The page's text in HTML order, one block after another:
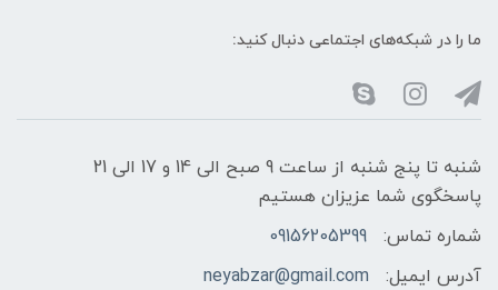
ما را در شبکه‌های اجتماعی دنبال کنید:
شنبه تا پنج شنبه از ساعت 9 صبح الی 14 و 17 الی 21
پاسخگوی شما عزیزان هستیم
شماره تماس:
09156205399
آدرس ایمیل:
neyabzar@gmail.com